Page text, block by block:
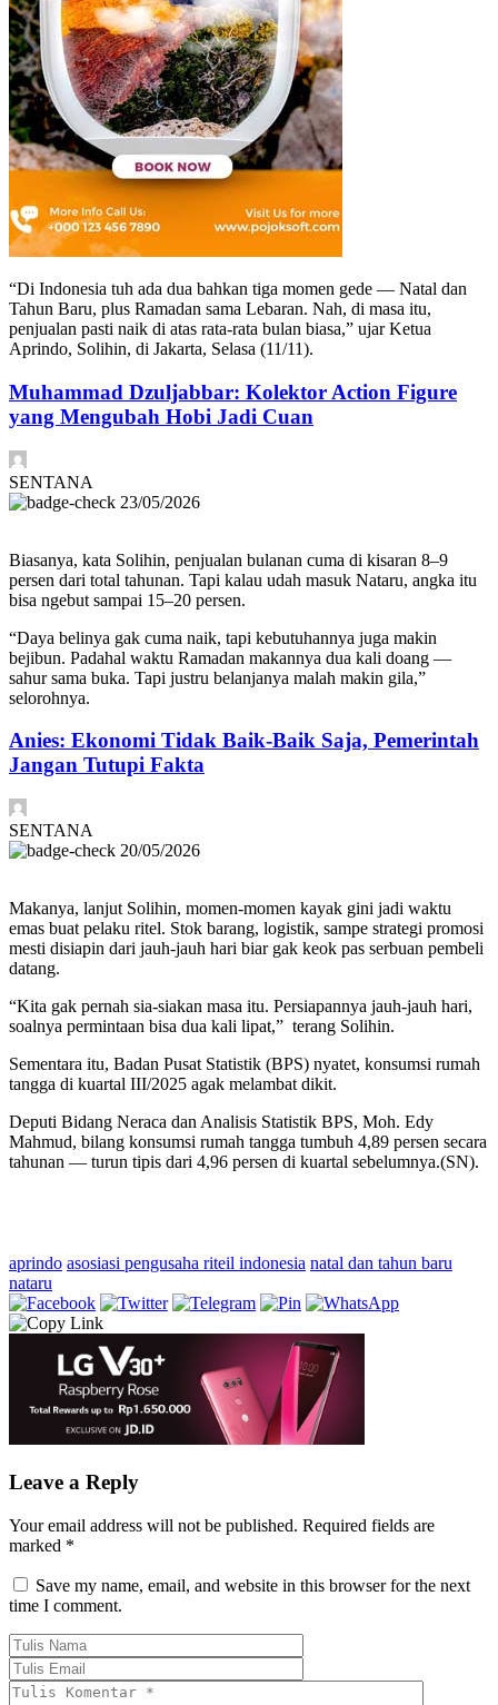
“Di Indonesia tuh ada dua bahkan tiga momen gede — Natal dan
Tahun Baru, plus Ramadan sama Lebaran. Nah, di masa itu,
penjualan pasti naik di atas rata-rata bulan biasa,” ujar Ketua
Aprindo, Solihin, di Jakarta, Selasa (11/11).
Muhammad Dzuljabbar: Kolektor Action Figure
yang Mengubah Hobi Jadi Cuan
SENTANA
23/05/2026
Biasanya, kata Solihin, penjualan bulanan cuma di kisaran 8–9
persen dari total tahunan. Tapi kalau udah masuk Nataru, angka itu
bisa ngebut sampai 15–20 persen.
“Daya belinya gak cuma naik, tapi kebutuhannya juga makin
bejibun. Padahal waktu Ramadan makannya dua kali doang —
sahur sama buka. Tapi justru belanjanya malah makin gila,”
selorohnya.
Anies: Ekonomi Tidak Baik-Baik Saja, Pemerintah
Jangan Tutupi Fakta
SENTANA
20/05/2026
Makanya, lanjut Solihin, momen-momen kayak gini jadi waktu
emas buat pelaku ritel. Stok barang, logistik, sampe strategi promosi
mesti disiapin dari jauh-jauh hari biar gak keok pas serbuan pembeli
datang.
“Kita gak pernah sia-siakan masa itu. Persiapannya jauh-jauh hari,
soalnya permintaan bisa dua kali lipat,” terang Solihin.
Sementara itu, Badan Pusat Statistik (BPS) nyatet, konsumsi rumah
tangga di kuartal III/2025 agak melambat dikit.
Deputi Bidang Neraca dan Analisis Statistik BPS, Moh. Edy
Mahmud, bilang konsumsi rumah tangga tumbuh 4,89 persen secara
tahunan — turun tipis dari 4,96 persen di kuartal sebelumnya.(SN).
aprindo asosiasi pengusaha riteil indonesia natal dan tahun baru
nataru
Leave a Reply
Your email address will not be published. Required fields are
marked *
Save my name, email, and website in this browser for the next
time I comment.